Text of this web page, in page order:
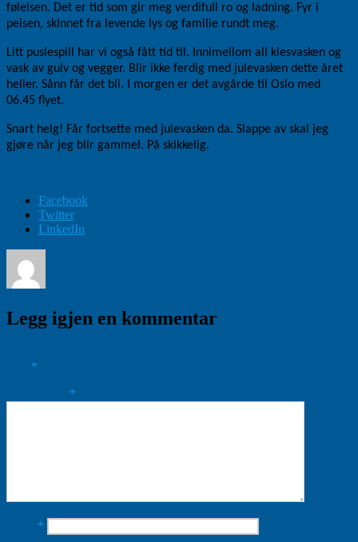
følelsen. Det er tid som gir meg verdifull ro og ladning. Fyr i
peisen, skinnet fra levende lys og familie rundt meg.
Litt puslespill har vi også fått tid til. Innimellom all klesvasken og
vask av gulv og vegger. Blir ikke ferdig med julevasken dette året
heller. Sånn får det bli. I morgen er det avgårde til Oslo med
06.45 flyet.
Snart helg! Får fortsette med julevasken da. Slappe av skal jeg
gjøre når jeg blir gammel. På skikkelig.
Facebook
Twitter
LinkedIn
Legg igjen en kommentar
*
*
*